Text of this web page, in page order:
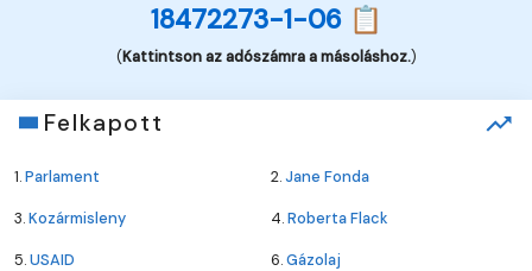
18472273-1-06 📋
(Kattintson az adószámra a másoláshoz.)
Felkapott
1.Parlament 2.Jane Fonda
3.Kozármisleny 4.Roberta Flack
5.USAID 6.Gázolaj